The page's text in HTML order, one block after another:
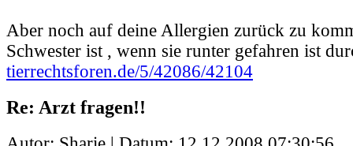
Aber noch auf deine Allergien zurück zu
Schwester ist , wenn sie runter gefahren ist
tierrechtsforen.de/5/42086/42104
Re: Arzt fragen!!